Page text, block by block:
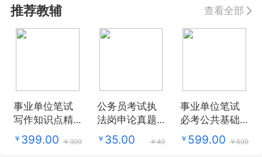
推荐教辅 查看全部
事业单位笔试
写作知识点精
讲
￥ 399.00 ￥399
公务员考试执
法岗申论真题
精选
￥ 35.00 ￥49
事业单位笔试
必考公共基础
知识点精讲
￥ 599.00 ￥599